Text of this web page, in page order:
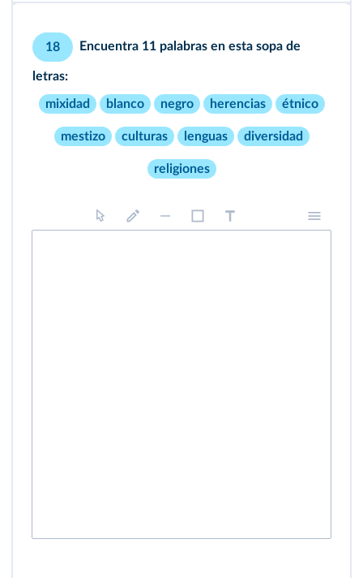
18 Encuentra 11 palabras en esta sopa de
letras:
mixidad blanco negro herencias étnico
mestizo culturas lenguas diversidad
religiones